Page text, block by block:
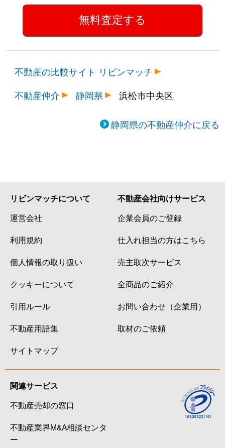
不動産の比較サイト リビンマッチ
不動産仲介
静岡県 浜松市中央区
静岡県の不動産仲介に戻る
リビンマッチについて
運営会社
利用規約
個人情報の取り扱い
クッキーについて
引用ルール
不動産用語集
サイトマップ
不動産会社向けサービス
企業会員のご登録
仕入れ担当の方はこちら
売主取次サービス
全商品のご紹介
お問い合わせ（企業用）
取材のご依頼
関連サービス
不動産売却の窓口
不動産業界M&A相談センタ
ー